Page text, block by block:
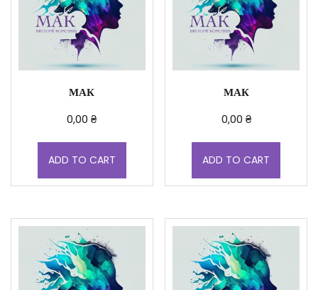
МАК
0,00₴
ADD TO CART
МАК
0,00 ₴
ADD TO CART